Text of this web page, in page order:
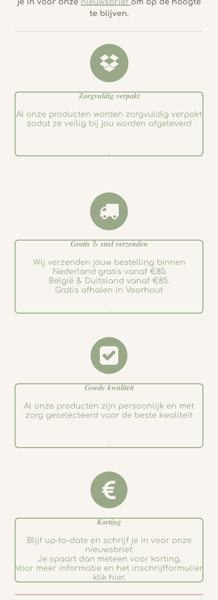
b
o
k
a
g
a
je in voor onze nieuwsbrief om op de hoogte
te blijven.
𝒁𝒐𝒓𝒈𝒗𝒖𝒍𝒅𝒊𝒈 𝒗𝒆𝒓𝒑𝒂𝒌𝒕
Al onze producten worden zorgvuldig verpakt
zodat ze veilig bij jou worden afgeleverd
.
𝑮𝒓𝒂𝒕𝒊𝒔 & 𝒔𝒏𝒆𝒍 𝒗𝒆𝒓𝒛𝒆𝒏𝒅𝒆𝒏
Wij verzenden jouw bestelling binnen
Nederland gratis vanaf €80.
België & Duitsland vanaf €85.
Gratis afhalen in Voorhout
.
𝑮𝒐𝒆𝒅𝒆 𝒌𝒘𝒂𝒍𝒊𝒕𝒆𝒊𝒕
Al onze producten zijn persoonlijk en met
zorg geselecteerd voor de beste kwaliteit
.
𝑲𝒐𝒓𝒕𝒊𝒏𝒈
Blijf up-to-date en schrijf je in voor onze
nieuwsbrief.
Je spaart dan meteen voor korting.
Voor meer informatie en het inschrijfformulier
klik hier.